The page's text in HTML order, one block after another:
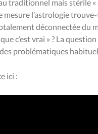
traditionnel mais stérile
mesure l’astrologie
déconnectée du
c’est vrai » ? La
problématiques
ici :